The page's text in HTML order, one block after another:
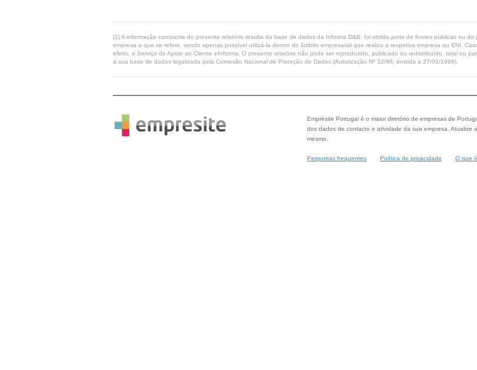
(1) A informação constante do presente relatório resulta da base de dados da Informa D&B, foi obtida junto de fontes públicas ou
empresa a que se refere, sendo apenas possível utilizá-la dentro do âmbito empresarial que realiza a respetiva empresa ou ENI.
efeito, o Serviço de Apoio ao Cliente eInforma. O presente relatório não pode ser reproduzido, publicado ou redistribuído, total ou
a sua base de dados legalizada pela Comissão Nacional de Proteção de Dados (Autorização Nº 32/96, emitida a 27/02/1996).
Empresite Portugal é o maior diretório de empresas de
dos dados de contacto e atividade da sua empresa. Atualize
mesmo.
Perguntas frequentes Política de privacidade O que